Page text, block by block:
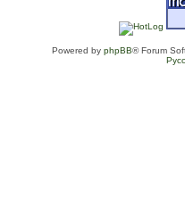
Powered by phpBB® Forum